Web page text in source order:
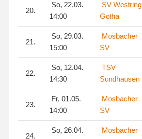
20.
So, 22.03.
14:00
SV Westring
Gotha
21.
So, 29.03.
15:00
Mosbacher
SV
22.
So, 12.04.
14:30
TSV
Sundhausen
23.
Fr, 01.05.
14:00
Mosbacher
SV
24.
So, 26.04.
Mosbacher